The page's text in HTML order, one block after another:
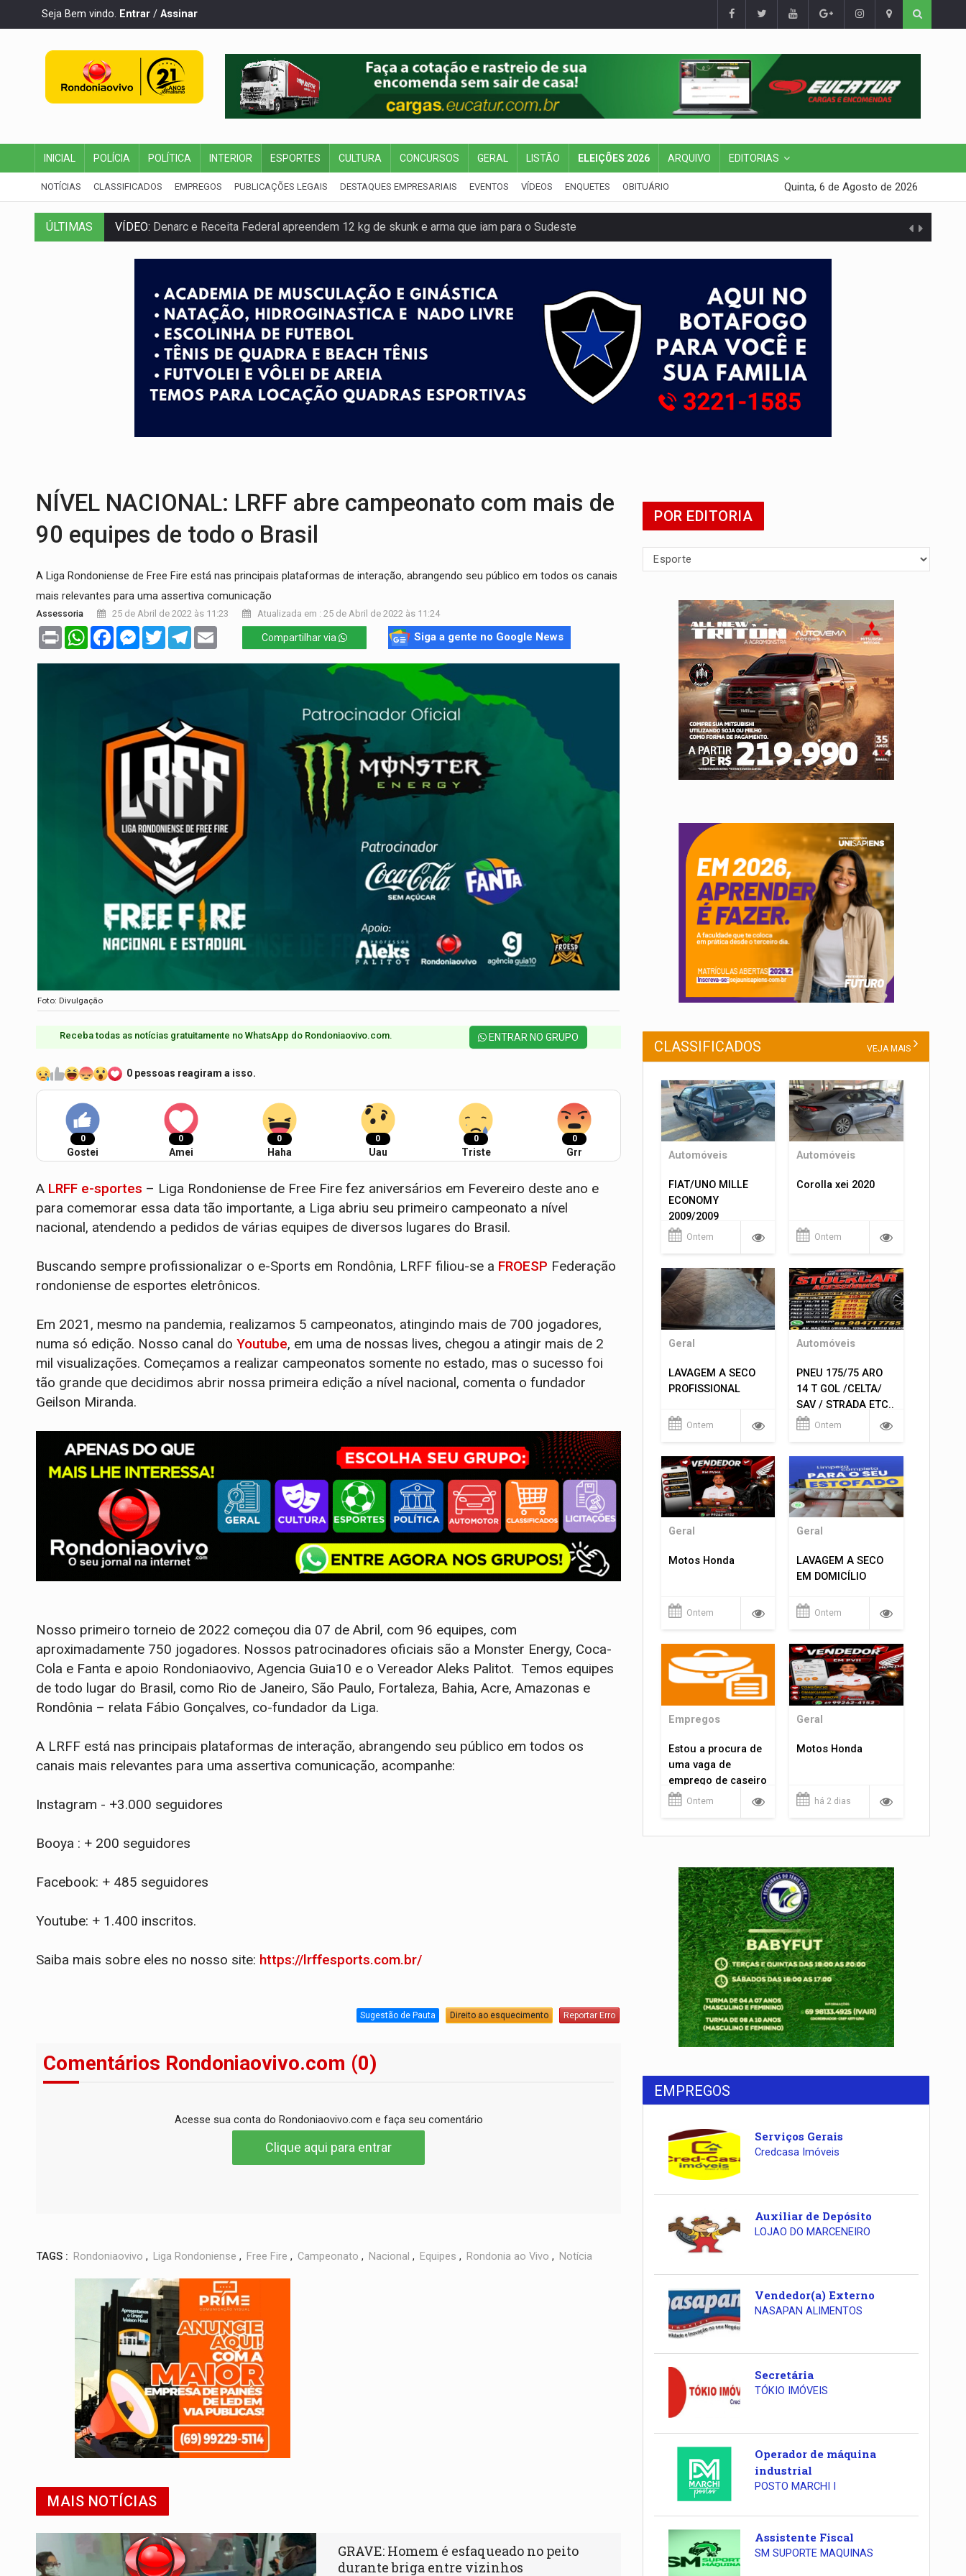
Seja Bem vindo. Entrar / Assinar
INICIAL POLÍCIA POLÍTICA INTERIOR ESPORTES CULTURA CONCURSOS GERAL LISTÃO ELEIÇÕES 2026 ARQUIVO EDITORIAS
NOTÍCIAS CLASSIFICADOS EMPREGOS PUBLICAÇÕES LEGAIS DESTAQUES EMPRESARIAIS EVENTOS VÍDEOS ENQUETES OBITUÁRIO Quinta, 6 de Agosto de 2026
ÚLTIMAS
VÍDEO:Denarc e Receita Federal apreendem 12 kg de skunk e arma que iam para o Sudeste
OPERAÇÃO DA PC:Membros do CV são presos com armas e drogas após crime de tortur@
ENTRADA GRATUITA:Espetáculo As Marias Somos Nós será apresentado na capital
Três são presos após furto de motocicleta em frente de academia
CELEBRAÇÃO:Cerejeiras completa 43 anos de emancipação com programação esportiva
Anvisa desmente boato sobre presença de plástico ou petróleo em ovos
Pitbulls fogem de residência e atacam casal de idosos na zona Leste
AÇÃO CONJUNTA: Forças policiais apreendem cerca de 1kg de ouro em Rondônia
NÍVEL NACIONAL: LRFF abre campeonato com mais de
90 equipes de todo o Brasil
A Liga Rondoniense de Free Fire está nas principais plataformas de interação, abrangendo seu público em todos os canais
mais relevantes para uma assertiva comunicação
Assessoria 25 de Abril de 2022 às 11:23 Atualizada em : 25 de Abril de 2022 às 11:24
Print WhatsAppFacebookMessenger
TwitterTelegram Compartilhar via Siga a gente no Google News
Foto: Divulgação
Receba todas as notícias gratuitamente no WhatsApp do Rondoniaovivo.com.​ ENTRAR NO GRUPO
0 pessoas reagiram a isso.
0
Gostei
0
Amei
0
Haha
0
Uau
0
Triste
0
Grr
A LRFF e-sportes – Liga Rondoniense de Free Fire fez aniversários em Fevereiro deste ano e
para comemorar essa data tão importante, a Liga abriu seu primeiro campeonato a nível
nacional, atendendo a pedidos de várias equipes de diversos lugares do Brasil.
Buscando sempre profissionalizar o e-Sports em Rondônia, LRFF filiou-se a FROESP Federação
rondoniense de esportes eletrônicos.
Em 2021, mesmo na pandemia, realizamos 5 campeonatos, atingindo mais de 700 jogadores,
numa só edição. Nosso canal do Youtube, em uma de nossas lives, chegou a atingir mais de 2
mil visualizações. Começamos a realizar campeonatos somente no estado, mas o sucesso foi
tão grande que decidimos abrir nossa primeira edição a nível nacional, comenta o fundador
Geilson Miranda.
Nosso primeiro torneio de 2022 começou dia 07 de Abril, com 96 equipes, com
aproximadamente 750 jogadores. Nossos patrocinadores oficiais são a Monster Energy, Coca-
Cola e Fanta e apoio Rondoniaovivo, Agencia Guia10 e o Vereador Aleks Palitot. Temos equipes
de todo lugar do Brasil, como Rio de Janeiro, São Paulo, Fortaleza, Bahia, Acre, Amazonas e
Rondônia – relata Fábio Gonçalves, co-fundador da Liga.
A LRFF está nas principais plataformas de interação, abrangendo seu público em todos os
canais mais relevantes para uma assertiva comunicação, acompanhe:
Instagram - +3.000 seguidores
Booya : + 200 seguidores
Facebook: + 485 seguidores
Youtube: + 1.400 inscritos.
Saiba mais sobre eles no nosso site: https://lrffesports.com.br/
Sugestão de Pauta Direito ao esquecimento Reportar Erro
Comentários Rondoniaovivo.com (0)
Acesse sua conta do Rondoniaovivo.com e faça seu comentário
Clique aqui para entrar
TAGS : Rondoniaovivo , Liga Rondoniense , Free Fire , Campeonato , Nacional , Equipes , Rondonia ao Vivo , Notícia
MAIS NOTÍCIAS
GRAVE: Homem é esfaqueado no peito
durante briga entre vizinhos
POR EDITORIA
CLASSIFICADOS VEJA MAIS
Automóveis
FIAT/UNO MILLE
ECONOMY
2009/2009
Ontem
Automóveis
Corolla xei 2020
Ontem
Geral
LAVAGEM A SECO
PROFISSIONAL
Ontem
Automóveis
PNEU 175/75 ARO
14 T GOL /CELTA/
SAV / STRADA ETC..
R$ 219,99
Ontem
Geral
Motos Honda
Ontem
Geral
LAVAGEM A SECO
EM DOMICÍLIO
Ontem
Empregos
Estou a procura de
uma vaga de
emprego de caseiro
em porto velho
Ontem
Geral
Motos Honda
há 2 dias
EMPREGOS
Serviços Gerais
Credcasa Imóveis
Auxiliar de Depósito
LOJAO DO MARCENEIRO
Vendedor(a) Externo
NASAPAN ALIMENTOS
Secretária
TÓKIO IMÓVEIS
Operador de máquina
industrial
POSTO MARCHI I
Assistente Fiscal
SM SUPORTE MAQUINAS